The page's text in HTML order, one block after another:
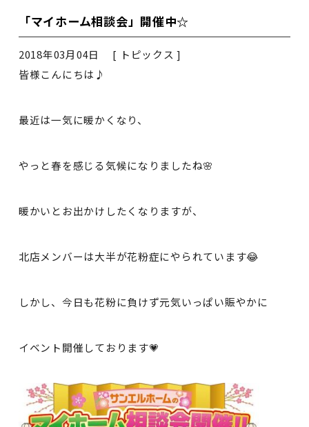
「マイホーム相談会」開催中☆
2018年03月04日 [ トピックス ]
皆様こんにちは♪
最近は一気に暖かくなり、
やっと春を感じる気候になりましたね🌸
暖かいとお出かけしたくなりますが、
北店メンバーは大半が花粉症にやられています😂
しかし、今日も花粉に負けず元気いっぱい賑やかに
イベント開催しております💗